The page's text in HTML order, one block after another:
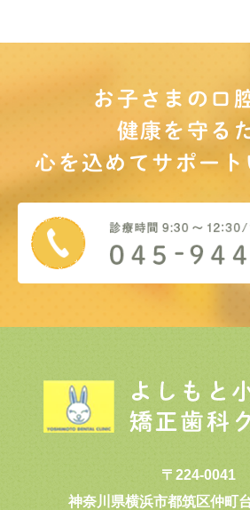
お子さまの口
健康を守る
心を込めてサポート
〒224-0041
神奈川県横浜市都筑区仲町